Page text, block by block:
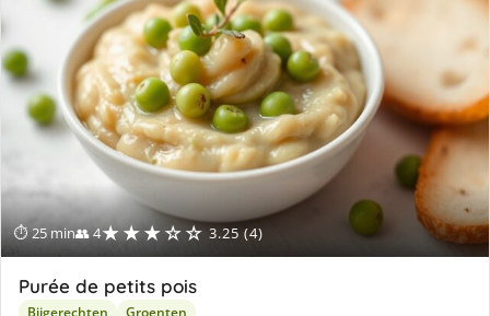
⏱ 25 min👥 4★★★☆☆ 3.25 (4)
Purée de petits pois
Bijgerechten Groenten